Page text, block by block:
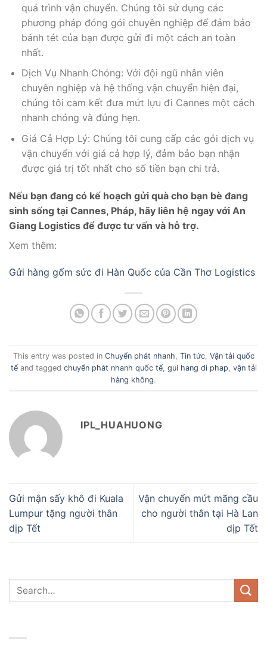
quá trình vận chuyển. Chúng tôi sử dụng các
phương pháp đóng gói chuyên nghiệp để đảm bảo
bánh tét của bạn được gửi đi một cách an toàn
nhất.
Dịch Vụ Nhanh Chóng: Với đội ngũ nhân viên
chuyên nghiệp và hệ thống vận chuyển hiện đại,
chúng tôi cam kết đưa mứt lựu đi Cannes một cách
nhanh chóng và đúng hẹn.
Giá Cả Hợp Lý: Chúng tôi cung cấp các gói dịch vụ
vận chuyển với giá cả hợp lý, đảm bảo bạn nhận
được giá trị tốt nhất cho số tiền bạn chi trả.
Nếu bạn đang có kế hoạch gửi quà cho bạn bè đang
sinh sống tại Cannes, Pháp, hãy liên hệ ngay với An
Giang Logistics để được tư vấn và hỗ trợ.
Xem thêm:
Gửi hàng gốm sức đi Hàn Quốc của Cần Thơ Logistics
This entry was posted in Chuyển phát nhanh Tin tức, Vận tải quốc
tếand tagged chuyển phát nhanh quốc tế, gui hang di phap vận tải
hàng không.
IPL_HUAHUONG
Gửi mận sấy khô đi Kuala
Lumpur tặng người thân
dịp Tết
Vận chuyển mứt mãng cầu
cho người thân tại Hà Lan
dịp Tết